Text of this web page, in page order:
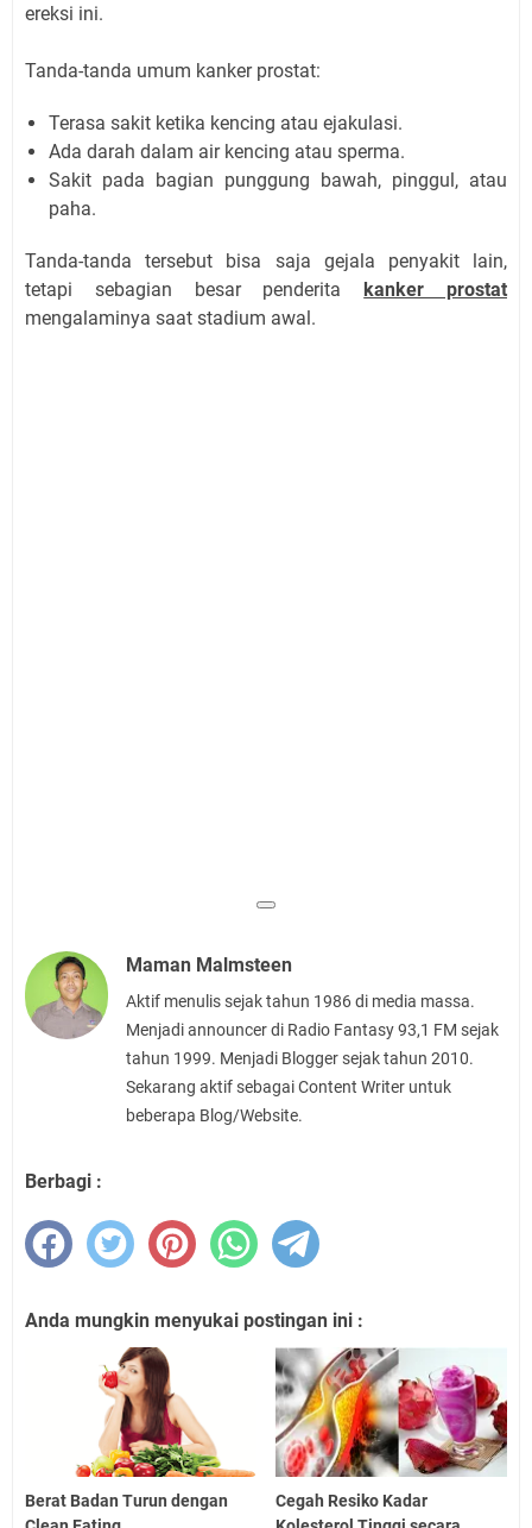
ereksi ini.
Tanda-tanda umum kanker prostat:
Terasa sakit ketika kencing atau ejakulasi.
Ada darah dalam air kencing atau sperma.
Sakit pada bagian punggung bawah, pinggul, atau
paha.
Tanda-tanda tersebut bisa saja gejala penyakit lain,
tetapi sebagian besar penderitakanker prostat
mengalaminya saat stadium awal.
Maman Malmsteen
Aktif menulis sejak tahun 1986 di media massa.
Menjadi announcer di Radio Fantasy 93,1 FM sejak
tahun 1999. Menjadi Blogger sejak tahun 2010.
Sekarang aktif sebagai Content Writer untuk
beberapa Blog/Website.
Berbagi :
Anda mungkin menyukai postingan ini :
Berat Badan Turun dengan
Cegah Resiko Kadar